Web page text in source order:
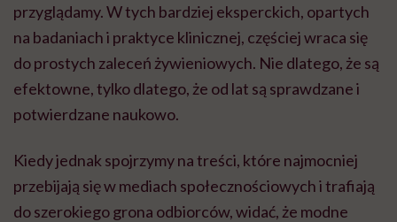
przyglądamy. W tych bardziej eksperckich, opartych
na badaniach i praktyce klinicznej, częściej wraca się
do prostych zaleceń żywieniowych. Nie dlatego, że są
efektowne, tylko dlatego, że od lat są sprawdzane i
potwierdzane naukowo.
Kiedy jednak spojrzymy na treści, które najmocniej
przebijają się w mediach społecznościowych i trafiają
do szerokiego grona odbiorców, widać, że modne